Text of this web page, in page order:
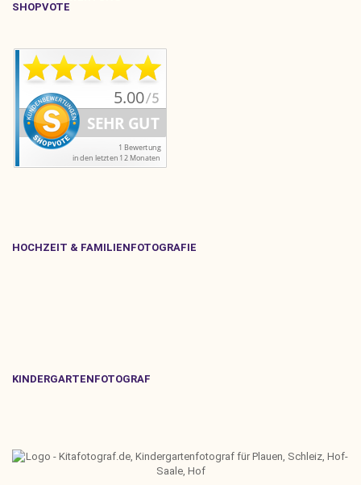
SHOPVOTE
HOCHZEIT & FAMILIENFOTOGRAFIE
KINDERGARTENFOTOGRAF